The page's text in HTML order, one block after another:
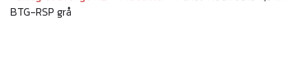
t
s
BTG-RSP grå